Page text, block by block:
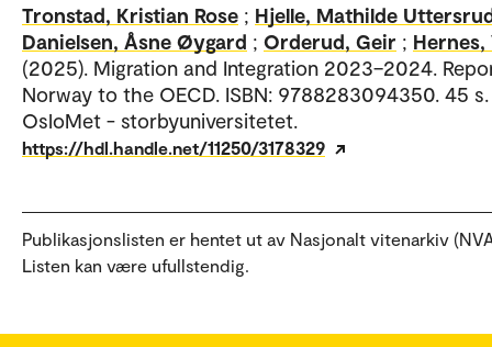
Tronstad, Kristian Rose ; Hjelle, Mathilde
Danielsen, Åsne Øygard ; Orderud, Geir ; Hernes,
(2025). Migration and Integration 2023–2024.
Norway to the OECD. ISBN: 9788283094350. 45 s.
OsloMet - storbyuniversitetet.
https://hdl.handle.net/11250/3178329
Publikasjonslisten er hentet ut av Nasjonalt vitenarkiv
Listen kan være ufullstendig.